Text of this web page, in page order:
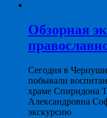
Обзорная
Сегодня в
побывали
храме Спиридона
Александровна
экскурсию